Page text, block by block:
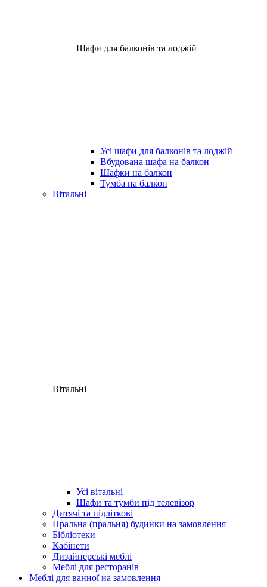
Шафи для балконів та лоджій
Усі шафи для балконів та лоджій
Вбудована шафа на балкон
Шафки на балкон
Тумба на балкон
Вітальні
Вітальні
Усі вітальні
Шафи та тумби під телевізор
Дитячі та підліткові
Пральна (пральня) будинки на замовлення
Бібліотеки
Кабінети
Дизайнерські меблі
Меблі для ресторанів
Меблі для ванної на замовлення